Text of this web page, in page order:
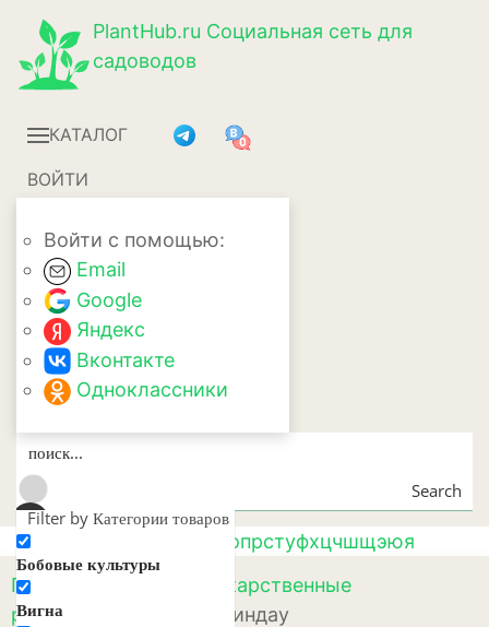
PlantHub.ru Социальная сеть для
садоводов
КАТАЛОГ
ВОЙТИ
Войти с помощью:
Email
Google
Яндекс
Вконтакте
Одноклассники
Search
Filter by Категории товаров
Бобовые культуры
Вигна
опрстуфхцчшщэюя
Главная
Пряные и лекарственные
растения
/ Рукола или индау